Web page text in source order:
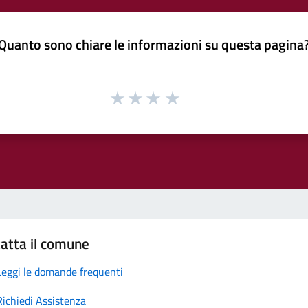
sono chiare le informazioni su questa
il comune
le domande frequenti
Assistenza